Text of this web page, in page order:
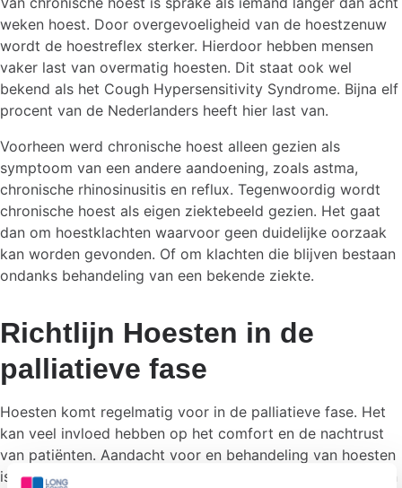
weken hoest. Door overgevoeligheid van de hoestzenuw
wordt de hoestreflex sterker. Hierdoor hebben mensen
vaker last van overmatig hoesten. Dit staat ook wel
bekend als het Cough Hypersensitivity Syndrome. Bijna elf
procent van de Nederlanders heeft hier last van.
Voorheen werd chronische hoest alleen gezien als
symptoom van een andere aandoening, zoals astma,
chronische rhinosinusitis en reflux. Tegenwoordig wordt
chronische hoest als eigen ziektebeeld gezien. Het gaat
dan om hoestklachten waarvoor geen duidelijke oorzaak
kan worden gevonden. Of om klachten die blijven bestaan
ondanks behandeling van een bekende ziekte.
Richtlijn Hoesten in de
palliatieve fase
Hoesten komt regelmatig voor in de palliatieve fase. Het
kan veel invloed hebben op het comfort en de nachtrust
van patiënten. Aandacht voor en behandeling van hoesten
is daarom belangrijk voor de levenskwaliteit van patiënten